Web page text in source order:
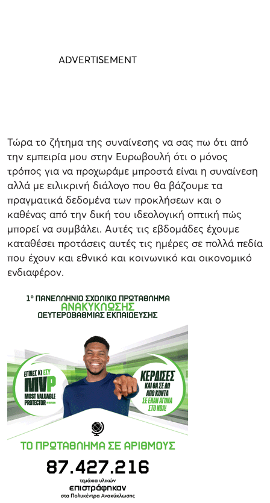
Τώρα το ζήτημα της συναίνεσης να σας πω ότι από
την εμπειρία μου στην Ευρωβουλή ότι ο μόνος
τρόπος για να προχωράμε μπροστά είναι η συναίνεση
αλλά με ειλικρινή διάλογο που θα βάζουμε τα
πραγματικά δεδομένα των προκλήσεων και ο
καθένας από την δική του ιδεολογική οπτική πώς
μπορεί να συμβάλει. Αυτές τις εβδομάδες έχουμε
καταθέσει προτάσεις αυτές τις ημέρες σε πολλά πεδία
που έχουν και εθνικό και κοινωνικό και οικονομικό
ενδιαφέρον.